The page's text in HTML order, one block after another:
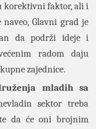
korektivni faktor, ali i
Glavni grad je
da podrži ideje i
radom daju
zajednice.
mladih sa
sektor treba
da će oni brojnim